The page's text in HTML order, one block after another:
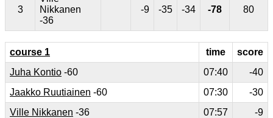
3
Nikkanen
-36
-9 -35 -34 -78 80
course 1 time
score
Juha Kontio -60 07:40
-40
Jaakko Ruutiainen -60 07:30
-30
Ville Nikkanen -36 07:57 -9